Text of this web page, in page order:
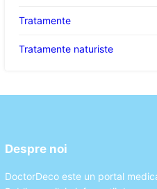
Tratamente
Tratamente naturiste
Despre noi
DoctorDeco este un portal